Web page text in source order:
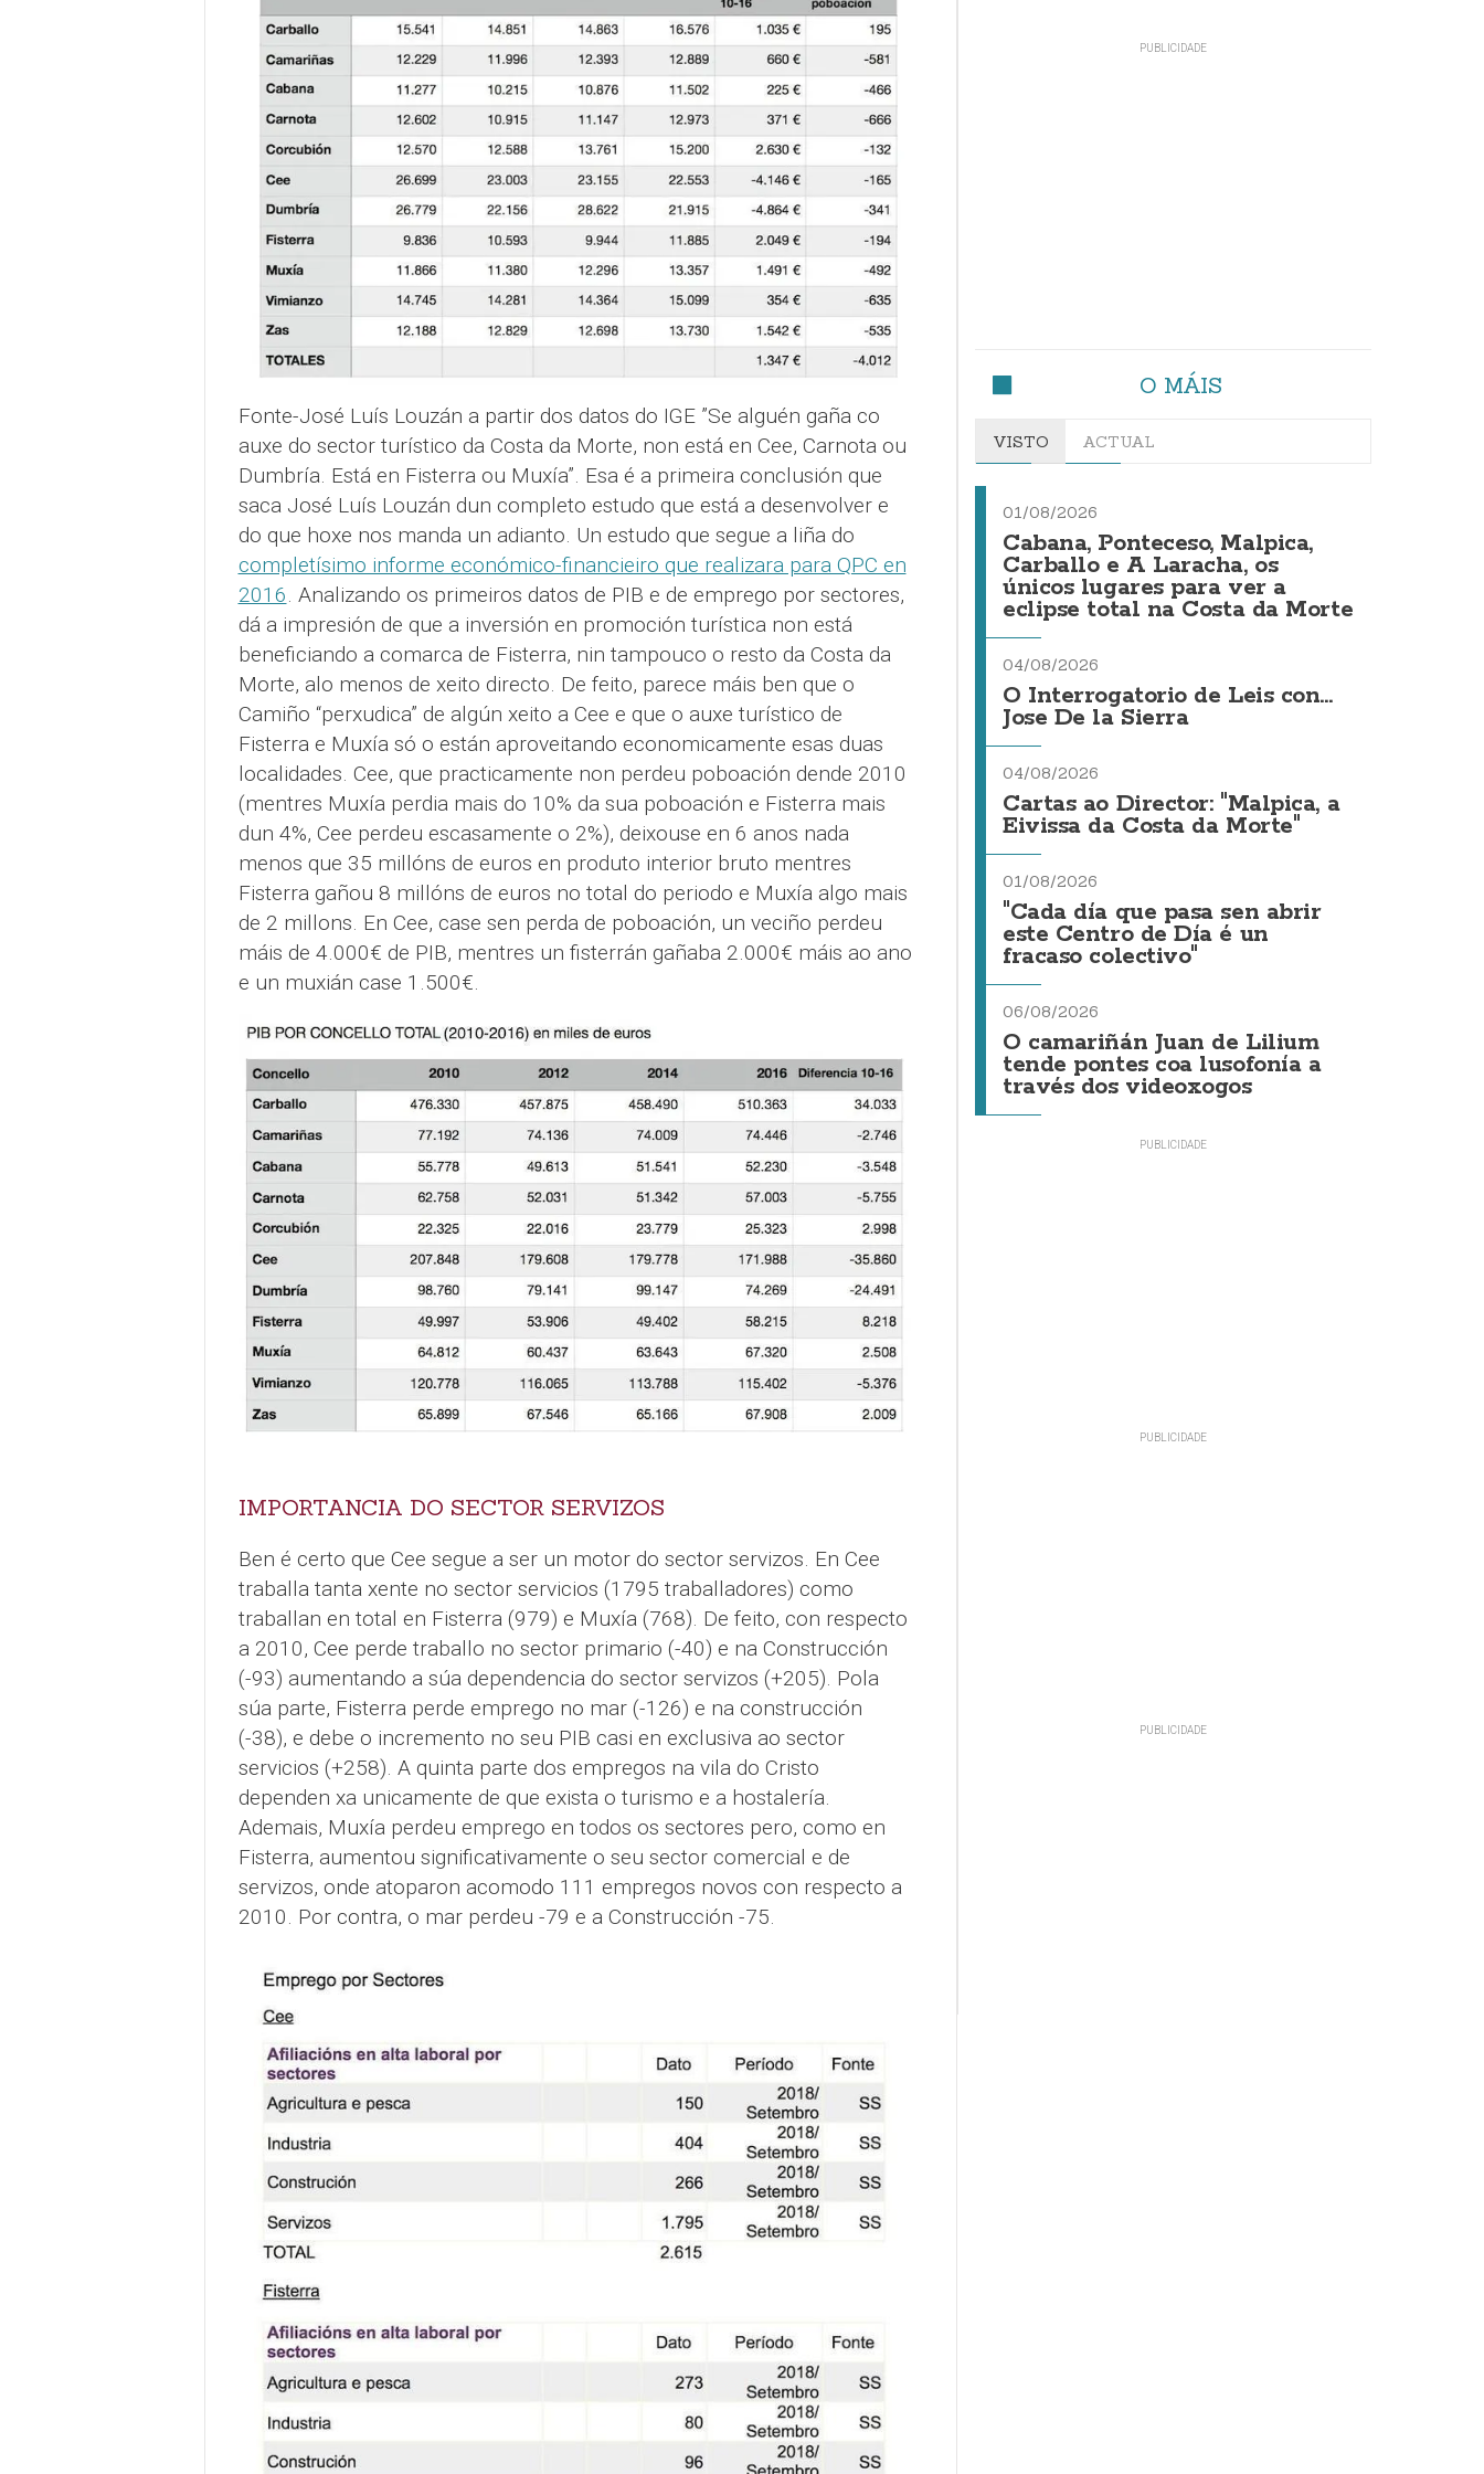
Fonte-José Luís Louzán a partir dos datos do IGE ”Se alguén gaña co
auxe do sector turístico da Costa da Morte, non está en Cee, Carnota ou
Dumbría. Está en Fisterra ou Muxía”. Esa é a primeira conclusión que
saca José Luís Louzán dun completo estudo que está a desenvolver e
do que hoxe nos manda un adianto. Un estudo que segue a liña do
completísimo informe económico-financieiro que realizara para QPC en
2016. Analizando os primeiros datos de PIB e de emprego por sectores,
dá a impresión de que a inversión en promoción turística non está
beneficiando a comarca de Fisterra, nin tampouco o resto da Costa da
Morte, alo menos de xeito directo. De feito, parece máis ben que o
Camiño “perxudica” de algún xeito a Cee e que o auxe turístico de
Fisterra e Muxía só o están aproveitando economicamente esas duas
localidades. Cee, que practicamente non perdeu poboación dende 2010
(mentres Muxía perdia mais do 10% da sua poboación e Fisterra mais
dun 4%, Cee perdeu escasamente o 2%), deixouse en 6 anos nada
menos que 35 millóns de euros en produto interior bruto mentres
Fisterra gañou 8 millóns de euros no total do periodo e Muxía algo mais
de 2 millons. En Cee, case sen perda de poboación, un veciño perdeu
máis de 4.000€ de PIB, mentres un fisterrán gañaba 2.000€ máis ao ano
e un muxián case 1.500€.
IMPORTANCIA DO SECTOR SERVIZOS
Ben é certo que Cee segue a ser un motor do sector servizos. En Cee
traballa tanta xente no sector servicios (1795 traballadores) como
traballan en total en Fisterra (979) e Muxía (768). De feito, con respecto
a 2010, Cee perde traballo no sector primario (-40) e na Construcción
(-93) aumentando a súa dependencia do sector servizos (+205). Pola
súa parte, Fisterra perde emprego no mar (-126) e na construcción
(-38), e debe o incremento no seu PIB casi en exclusiva ao sector
servicios (+258). A quinta parte dos empregos na vila do Cristo
dependen xa unicamente de que exista o turismo e a hostalería.
Ademais, Muxía perdeu emprego en todos os sectores pero, como en
Fisterra, aumentou significativamente o seu sector comercial e de
servizos, onde atoparon acomodo 111 empregos novos con respecto a
2010. Por contra, o mar perdeu -79 e a Construcción -75.
O MÁIS
VISTO ACTUAL
01/08/2026
Cabana, Ponteceso, Malpica,
Carballo e A Laracha, os
únicos lugares para ver a
eclipse total na Costa da Morte
04/08/2026
O Interrogatorio de Leis con...
Jose De la Sierra
04/08/2026
Cartas ao Director: "Malpica, a
Eivissa da Costa da Morte"
01/08/2026
"Cada día que pasa sen abrir
este Centro de Día é un
fracaso colectivo"
06/08/2026
O camariñán Juan de Lilium
tende pontes coa lusofonía a
través dos videoxogos